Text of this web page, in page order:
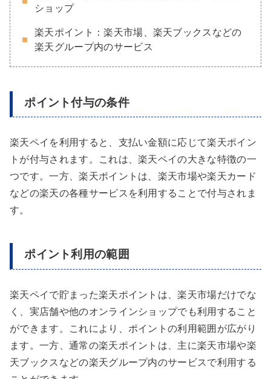
ショップ
楽天ポイント：楽天市場、楽天ブックスなどの
楽天グループ内のサービス
ポイント付与の条件
楽天ペイを利用すると、支払い金額に応じて楽天ポイン
トが付与されます。これは、楽天ペイの大きな特徴の一
つです。一方、楽天ポイントは、楽天市場や楽天カード
などの楽天の各種サービスを利用することで付与されま
す。
ポイント利用の範囲
楽天ペイで貯まった楽天ポイントは、楽天市場だけでな
く、実店舗や他のオンラインショップでも利用すること
ができます。これにより、ポイントの利用範囲が広がり
ます。一方、通常の楽天ポイントは、主に楽天市場や楽
天ブックスなどの楽天グループ内のサービスで利用する